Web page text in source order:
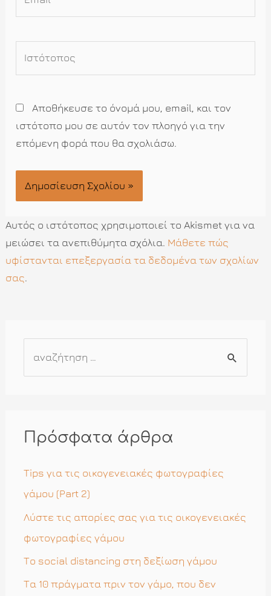
Αποθήκευσε το όνομά μου, email, και τον
ιστότοπο μου σε αυτόν τον πλοηγό για την
επόμενη φορά που θα σχολιάσω.
Αυτός ο ιστότοπος χρησιμοποιεί το Akismet για να
μειώσει τα ανεπιθύμητα σχόλια. Μάθετε πώς
υφίστανται επεξεργασία τα δεδομένα των σχολίων
σας.
ή
η
σ
η
γ
Πρόσφατα άρθρα
Tips για τις οικογενειακές φωτογραφίες
γάμου (Part 2)
Λύστε τις απορίες σας για τις οικογενειακές
φωτογραφίες γάμου
Το social distancing στη δεξίωση γάμου
Τα 10 πράγματα πριν τον γάμο, που δεν